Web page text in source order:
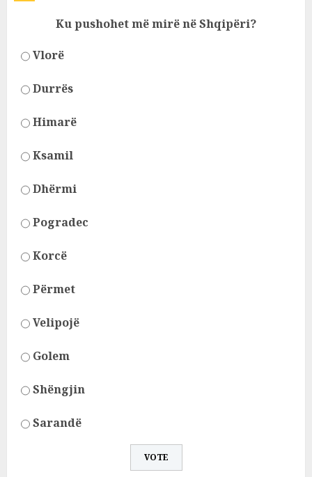
Ku pushohet më mirë në Shqipëri?
Vlorë
Durrës
Himarë
Ksamil
Dhërmi
Pogradec
Korcë
Përmet
Velipojë
Golem
Shëngjin
Sarandë